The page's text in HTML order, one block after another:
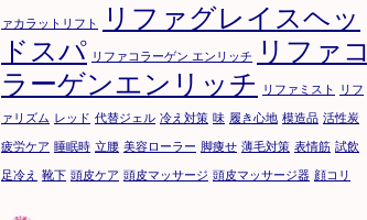
ァカラットリフト
リファグレイスヘッ
ドスパ リファコラーゲン エンリッチ
リファコ
ラーゲンエンリッチ
リファミスト リフ
ァリズム レッド 代替ジェル 冷え対策 味 履き心地 模造品 活性炭
疲労ケア 睡眠時 立腰 美容ローラー 脚痩せ 薄毛対策 表情筋 試飲
足冷え 靴下 頭皮ケア 頭皮マッサージ 頭皮マッサージ器 顔コリ